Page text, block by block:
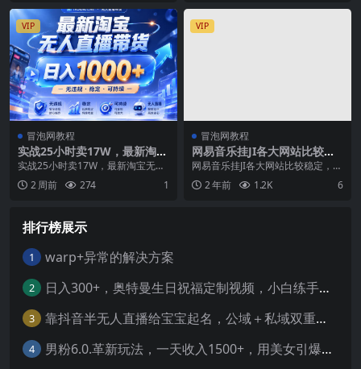
VIP
冒泡网教程
实战25小时卖17W，最新淘宝
无人直播玩法，让你睡觉都在
进账，拒绝死工资！
实战25小时卖17W，最新淘宝无人
直播玩法，让你睡觉都在进账，拒
绝死工资！【揭秘...
2 周前 274 1
VIP
冒泡网教程
网易音乐挂JI各大网站比较稳
定，月入1500 ，不用繁杂实
际操作，轻轻松松拿盈利【揭
密】
网易音乐挂JI各大网站比较稳定，月
入1500 ，不用繁杂实际操作，轻轻
松松拿盈利...
2 年前 1.2K 6
排行榜展示
1 warp+异常的解决方案
2 日入300+，奥特曼生日祝福定制视频，小白练手项目-暖阳网
3 靠抖音半无人直播给宝宝起名，公域＋私域双重变现模式
4 男粉6.0.革新玩法，一天收入1500+，用美女引爆得物APP【揭秘】-暖阳网